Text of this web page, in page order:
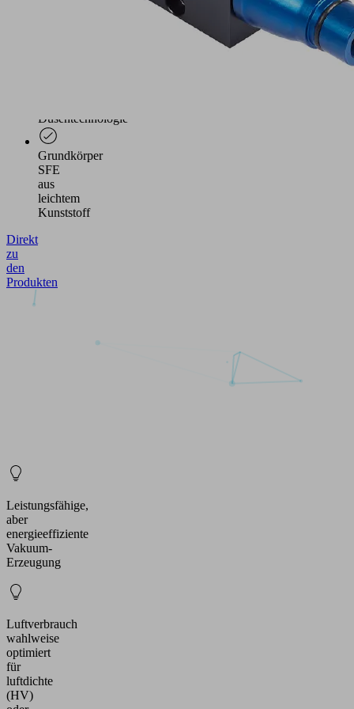
Düsentechnologie
Grundkörper
SFE
aus
leichtem
Kunststoff
Direkt
zu
den
Produkten
Leistungsfähige,
aber
energieeffiziente
Vakuum-
Erzeugung
Luftverbrauch
wahlweise
optimiert
für
luftdichte
(HV)